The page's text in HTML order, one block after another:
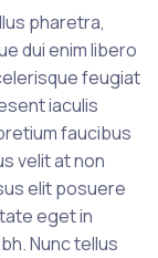
pharetra,
dui enim libero
feugiat
iaculis
faucibus
velit at non
elit posuere
eget in
Nunc tellus